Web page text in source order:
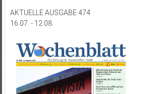
AKTUELLE AUSGABE 474
16.07. - 12.08.